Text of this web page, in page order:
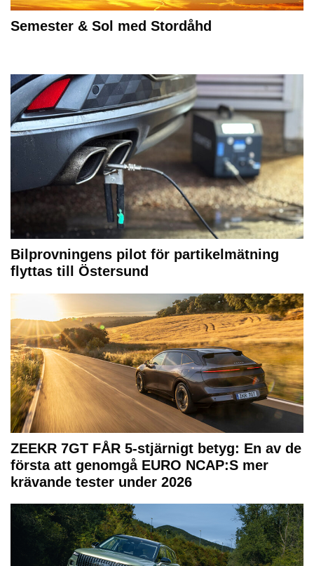
Semester & Sol med Stordåhd
Bilprovningens pilot för partikelmätning
flyttas till Östersund
ZEEKR 7GT FÅR 5-stjärnigt betyg: En av de
första att genomgå EURO NCAP:S mer
krävande tester under 2026